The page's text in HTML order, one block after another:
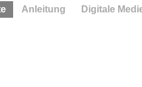
Anleitung Digitale